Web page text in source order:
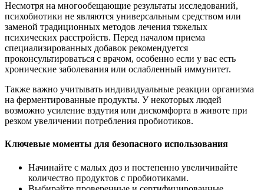
Несмотря на многообещающие результаты исследований,
психобиотики не являются универсальным средством или
заменой традиционных методов лечения тяжелых
психических расстройств. Перед началом приема
специализированных добавок рекомендуется
проконсультироваться с врачом, особенно если у вас есть
хронические заболевания или ослабленный иммунитет.
Также важно учитывать индивидуальные реакции организма
на ферментированные продукты. У некоторых людей
возможно усиление вздутия или дискомфорта в животе при
резком увеличении потребления пробиотиков.
Ключевые моменты для безопасного использования
Начинайте с малых доз и постепенно увеличивайте
количество продуктов с пробиотиками.